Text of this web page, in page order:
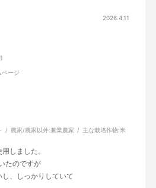
2026.4.11
ページ
農家/農家以外:兼業農家 主な栽培作物:米
しました。
たのですが
、しっかりしていて